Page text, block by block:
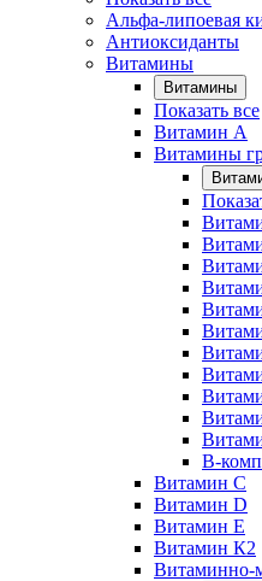
Альфа-липоевая
Антиоксиданты
Витамины
Витамины
Показать все
Витамин A
Витамины
B-
Витамин C
Витамин D
Витамин E
Витамин К2
Витаминно-